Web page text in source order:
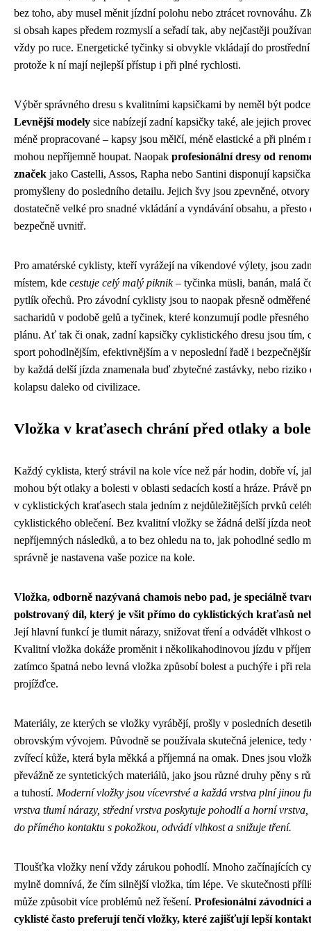
bez toho, aby musel měnit jízdní polohu nebo ztrácet rovnováhu.
si obsah kapes předem rozmyslí a seřadí tak, aby nejčastěji
vždy po ruce. Energetické tyčinky si obvykle vkládají do prostřední
protože k ní mají nejlepší přístup i při plné rychlosti.
Výběr správného dresu s kvalitními kapsičkami by neměl být
Levnější modely sice nabízejí zadní kapsičky také, ale jejich
méně propracované – kapsy jsou mělčí, méně elastické a při plném
mohou nepříjemně houpat. Naopak profesionální dresy od
značek jako Castelli, Assos, Rapha nebo Santini disponují
promyšleny do posledního detailu. Jejich švy jsou zpevněné,
dostatečně velké pro snadné vkládání a vyndávání obsahu, a přesto
bezpečně uvnitř.
Pro amatérské cyklisty, kteří vyrážejí na víkendové výlety, jsou
místem, kde cestuje celý malý piknik– tyčinka müsli, banán, malá
pytlík ořechů. Pro závodní cyklisty jsou to naopak přesně
sacharidů v podobě gelů a tyčinek, které konzumují podle
plánu. Ať tak či onak, zadní kapsičky cyklistického dresu jsou tím,
sport pohodlnějším, efektivnějším a v neposlední řadě i
by každá delší jízda znamenala buď zbytečné zastávky, nebo riziko
kolapsu daleko od civilizace.
Vložka v kraťasech chrání před otlaky a
Každý cyklista, který strávil na kole více než pár hodin, dobře ví,
mohou být otlaky a bolesti v oblasti sedacích kostí a hráze. Právě
v cyklistických kraťasech stala jedním z nejdůležitějších prvků
cyklistického oblečení. Bez kvalitní vložky se žádná delší jízda
nepříjemných následků, a to bez ohledu na to, jak pohodlné sedlo
správně je nastavena vaše pozice na kole.
Vložka, odborně nazývaná chamois nebo pad, je speciálně
polstrovaný díl, který je všit přímo do cyklistických kraťasů
Její hlavní funkcí je tlumit nárazy, snižovat tření a odvádět vlhkost
Kvalitní vložka dokáže proměnit i několikahodinovou jízdu v
zatímco špatná nebo levná vložka způsobí bolest a puchýře i při
projížďce.
Materiály, ze kterých se vložky vyrábějí, prošly v posledních
obrovským vývojem. Původně se používala skutečná jelenice, tedy
zvířecí kůže, která byla měkká a příjemná na omak. Dnes jsou
převážně ze syntetických materiálů, jako jsou různé druhy pěny s
a tuhostí. Moderní vložky jsou vícevrstvé a každá vrstva plní jinou
vrstva tlumí nárazy, střední vrstva poskytuje pohodlí a horní
do přímého kontaktu s pokožkou, odvádí vlhkost a snižuje tření.
Tloušťka vložky není vždy zárukou pohodlí. Mnoho začínajících
mylně domnívá, že čím silnější vložka, tím lépe. Ve skutečnosti
může způsobit více problémů než řešení. Profesionální závodníci
cyklisté často preferují tenčí vložky, které zajišťují lepší